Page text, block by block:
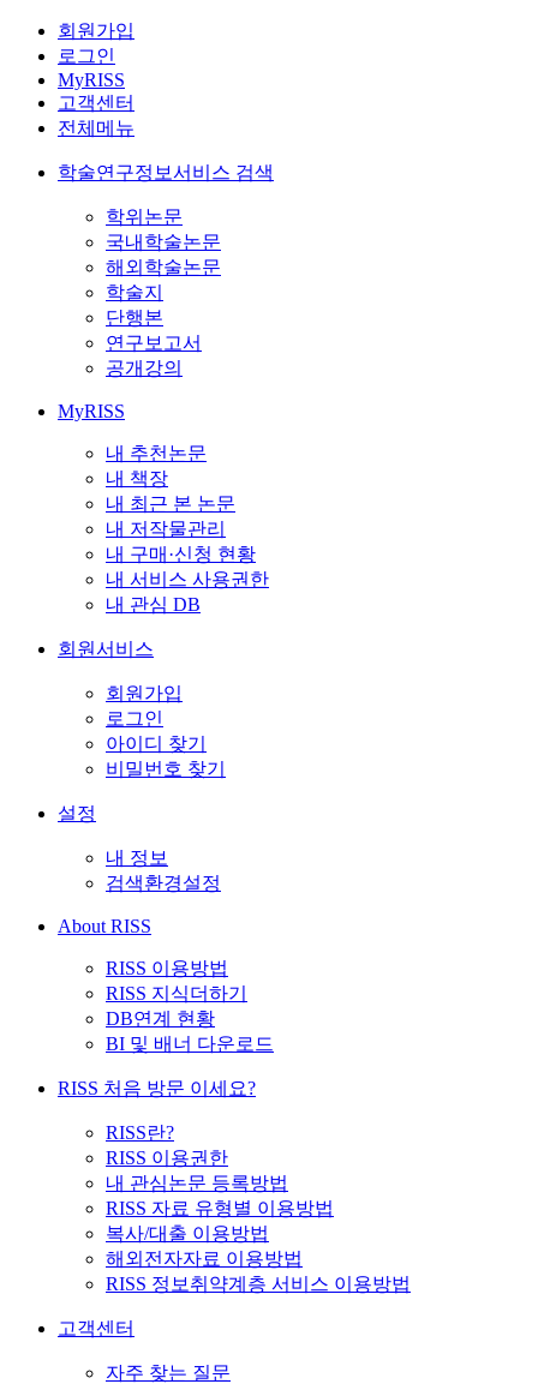
회원가입
로그인
MyRISS
고객센터
전체메뉴
학술연구정보서비스 검색
학위논문
국내학술논문
해외학술논문
학술지
단행본
연구보고서
공개강의
MyRISS
내 추천논문
내 책장
내 최근 본 논문
내 저작물관리
내 구매·신청 현황
내 서비스 사용권한
내 관심 DB
회원서비스
회원가입
로그인
아이디 찾기
비밀번호 찾기
설정
내 정보
검색환경설정
About RISS
RISS 이용방법
RISS 지식더하기
DB연계 현황
BI 및 배너 다운로드
RISS 처음 방문 이세요?
RISS란?
RISS 이용권한
내 관심논문 등록방법
RISS 자료 유형별 이용방법
복사/대출 이용방법
해외전자자료 이용방법
RISS 정보취약계층 서비스 이용방법
고객센터
자주 찾는 질문